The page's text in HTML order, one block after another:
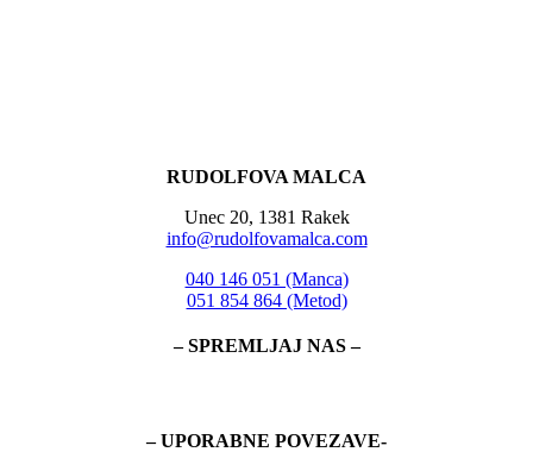
RUDOLFOVA MALCA
Unec 20, 1381 Rakek
info@rudolfovamalca.com
040 146 051 (Manca)
051 854 864 (Metod)
– SPREMLJAJ NAS –
– UPORABNE POVEZAVE-